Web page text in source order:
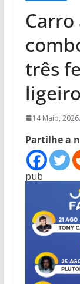
três
14 Maio, 2026
Partilhe a
pub